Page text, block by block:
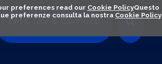
preferences read our Cookie PolicyQuesto
preferenze consulta la nostra Cookie Policy
Let's Talk & Connect!